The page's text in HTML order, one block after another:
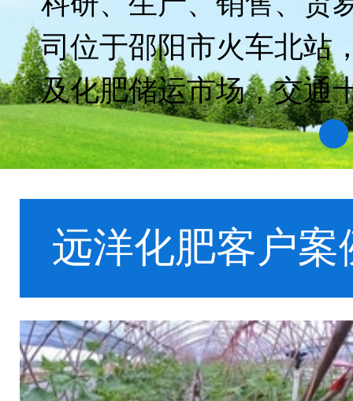
司位于邵阳市火车北站
及化肥储运市场，交通
1
远洋化肥客户案